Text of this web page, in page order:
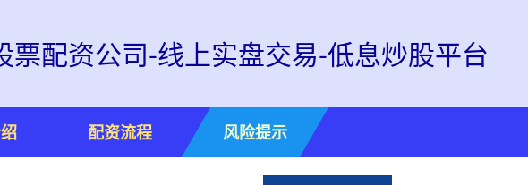
票配资公司-线上实盘交易-低息炒股平台
配资流程 风险提示